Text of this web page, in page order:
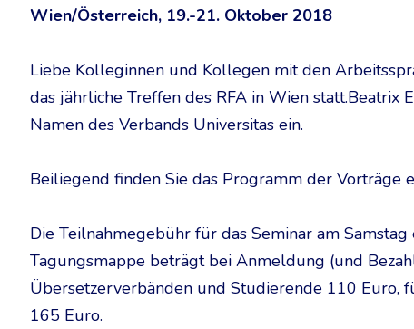
Wien/Österreich, 19.-21. Oktober 2018
Liebe Kolleginnen und Kollegen mit den
das jährliche Treffen des RFA in Wien statt.Beatrix
Namen des Verbands Universitas ein.
Beiliegend finden Sie das Programm der Vorträge
Die Teilnahmegebühr für das Seminar am
Tagungsmappe beträgt bei Anmeldung (und
Übersetzerverbänden und Studierende 110 Euro,
165 Euro.